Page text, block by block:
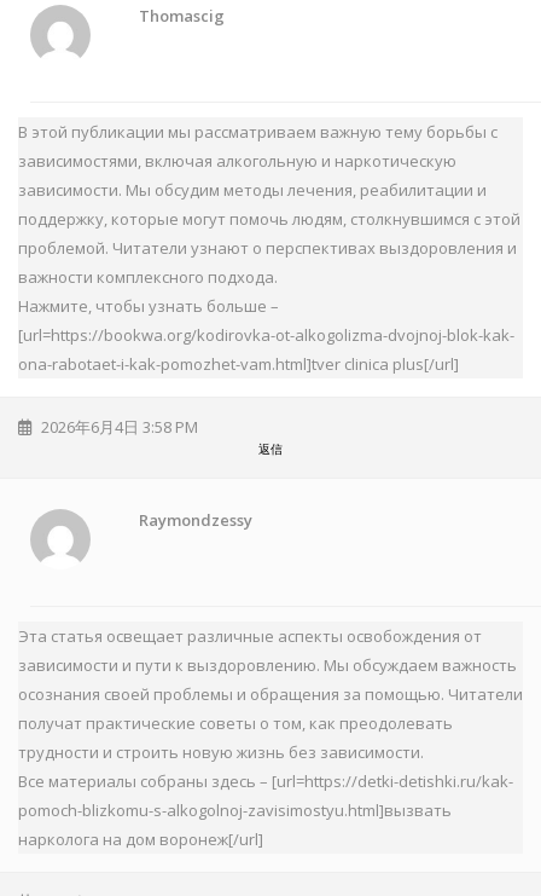
Thomascig
В этой публикации мы рассматриваем важную тему борьбы с
зависимостями, включая алкогольную и наркотическую
зависимости. Мы обсудим методы лечения, реабилитации и
поддержку, которые могут помочь людям, столкнувшимся с этой
проблемой. Читатели узнают о перспективах выздоровления и
важности комплексного подхода.
Нажмите, чтобы узнать больше –
[url=https://bookwa.org/kodirovka-ot-alkogolizma-dvojnoj-blok-kak-
ona-rabotaet-i-kak-pomozhet-vam.html]tver clinica plus[/url]
2026年6月4日 3:58 PM
返信
Raymondzessy
Эта статья освещает различные аспекты освобождения от
зависимости и пути к выздоровлению. Мы обсуждаем важность
осознания своей проблемы и обращения за помощью. Читатели
получат практические советы о том, как преодолевать
трудности и строить новую жизнь без зависимости.
Все материалы собраны здесь – [url=https://detki-detishki.ru/kak-
pomoch-blizkomu-s-alkogolnoj-zavisimostyu.html]вызвать
нарколога на дом воронеж[/url]